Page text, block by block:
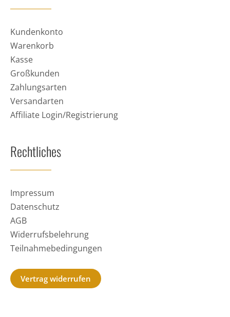
Kundenkonto
Warenkorb
Kasse
Großkunden
Zahlungsarten
Versandarten
Affiliate Login/Registrierung
Rechtliches
Impressum
Datenschutz
AGB
Widerrufsbelehrung
Teilnahmebedingungen
Vertrag widerrufen